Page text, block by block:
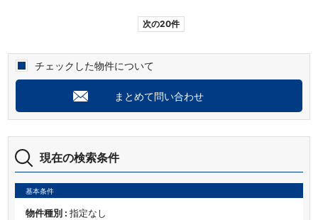
現在の検索条件
基本条件
物件種別 : 指定なし
次の20件
チェックした物件について
まとめて問い合わせ